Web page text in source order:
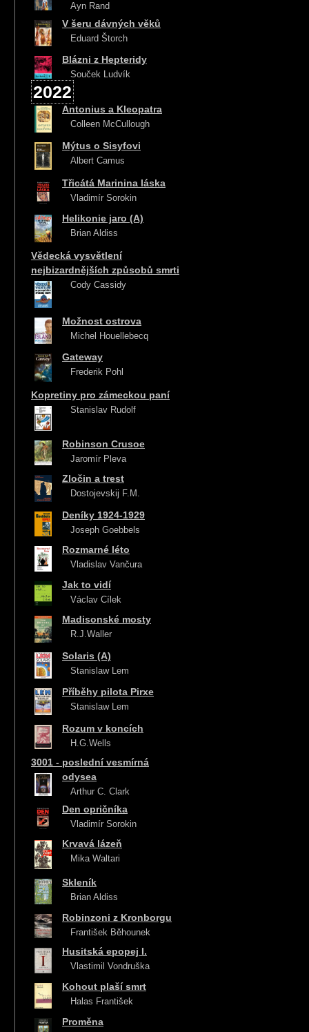
Ayn Rand
V šeru dávných věků
Eduard Štorch
Blázni z Hepteridy
Souček Ludvík
2022
Antonius a Kleopatra
Colleen McCullough
Mýtus o Sisyfovi
Albert Camus
Třicátá Marinina láska
Vladimír Sorokin
Helikonie jaro (A)
Brian Aldiss
Vědecká vysvětlení
nejbizardnějších způsobů smrti
Cody Cassidy
Možnost ostrova
Michel Houellebecq
Gateway
Frederik Pohl
Kopretiny pro zámeckou paní
Stanislav Rudolf
Robinson Crusoe
Jaromír Pleva
Zločin a trest
Dostojevskij F.M.
Deníky 1924-1929
Joseph Goebbels
Rozmarné léto
Vladislav Vančura
Jak to vidí
Václav Cílek
Madisonské mosty
R.J.Waller
Solaris (A)
Stanislaw Lem
Příběhy pilota Pirxe
Stanislaw Lem
Rozum v koncích
H.G.Wells
3001 - poslední vesmírná
odysea
Arthur C. Clark
Den opričníka
Vladimír Sorokin
Krvavá lázeň
Mika Waltari
Skleník
Brian Aldiss
Robinzoni z Kronborgu
František Běhounek
Husitská epopej I.
Vlastimil Vondruška
Kohout plaší smrt
Halas František
Proměna